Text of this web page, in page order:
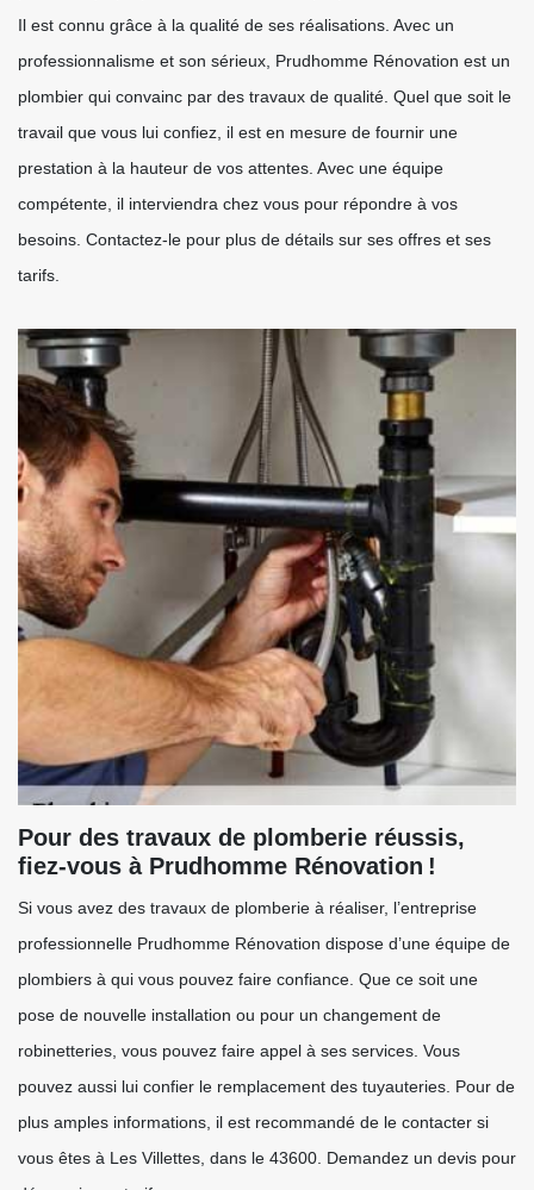
Il est connu grâce à la qualité de ses réalisations. Avec un
professionnalisme et son sérieux, Prudhomme Rénovation est un
plombier qui convainc par des travaux de qualité. Quel que soit le
travail que vous lui confiez, il est en mesure de fournir une
prestation à la hauteur de vos attentes. Avec une équipe
compétente, il interviendra chez vous pour répondre à vos
besoins. Contactez-le pour plus de détails sur ses offres et ses
tarifs.
Pour des travaux de plomberie réussis,
fiez-vous à Prudhomme Rénovation !
Si vous avez des travaux de plomberie à réaliser, l’entreprise
professionnelle Prudhomme Rénovation dispose d’une équipe de
plombiers à qui vous pouvez faire confiance. Que ce soit une
pose de nouvelle installation ou pour un changement de
robinetteries, vous pouvez faire appel à ses services. Vous
pouvez aussi lui confier le remplacement des tuyauteries. Pour de
plus amples informations, il est recommandé de le contacter si
vous êtes à Les Villettes, dans le 43600. Demandez un devis pour